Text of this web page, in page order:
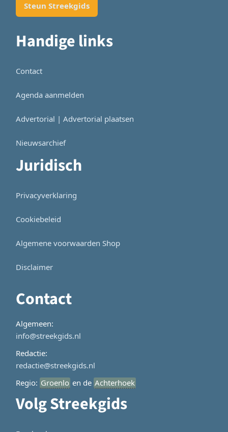
Steun Streekgids
Handige links
Contact
Agenda aanmelden
Advertorial | Advertorial plaatsen
Nieuwsarchief
Juridisch
Privacyverklaring
Cookiebeleid
Algemene voorwaarden Shop
Disclaimer
Contact
Algemeen:
info@streekgids.nl
Redactie:
redactie@streekgids.nl
Regio: Groenlo en de Achterhoek
Volg Streekgids